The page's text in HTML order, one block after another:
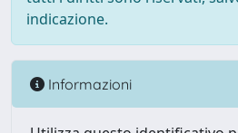
indicazione.
Informazioni